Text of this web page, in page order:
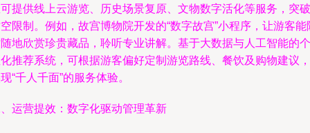
提供线上云游览、历史场景复原、文物数字活化等服务，突破
限制。例如，故宫博物院开发的“数字故宫”小程序，让游客能
地欣赏珍贵藏品，聆听专业讲解。基于大数据与人工智能的个
推荐系统，可根据游客偏好定制游览路线、餐饮及购物建议，
“千人千面”的服务体验。
运营提效：数字化驱动管理革新